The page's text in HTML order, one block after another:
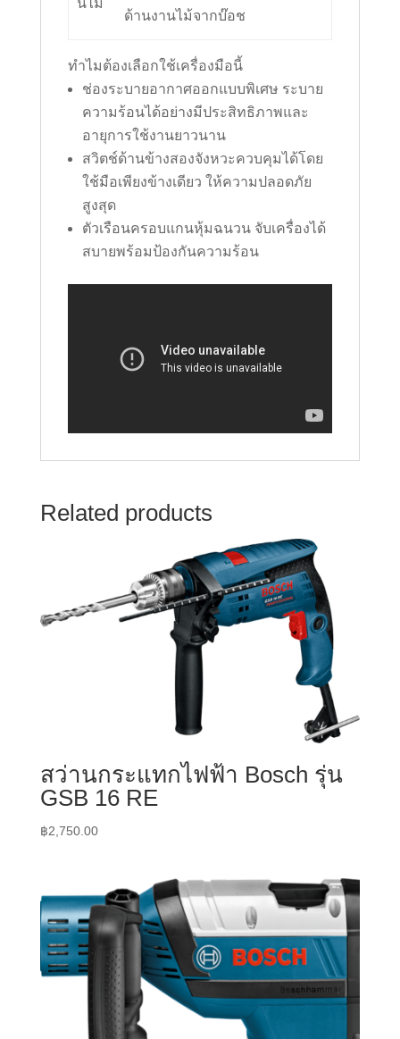
ด้านงานไม้จากบ๊อช
ทำไมต้องเลือกใช้เครื่องมือนี้
ช่องระบายอากาศออกแบบพิเศษ ระบาย
ความร้อนได้อย่างมีประสิทธิภาพและ
อายุการใช้งานยาวนาน
สวิตช์ด้านข้างสองจังหวะควบคุมได้โดย
ใช้มือเพียงข้างเดียว ให้ความปลอดภัย
สูงสุด
ตัวเรือนครอบแกนหุ้มฉนวน จับเครื่องได้
สบายพร้อมป้องกันความร้อน
Related products
สว่านกระแทกไฟฟ้า Bosch รุ่น
GSB 16 RE
฿2,750.00